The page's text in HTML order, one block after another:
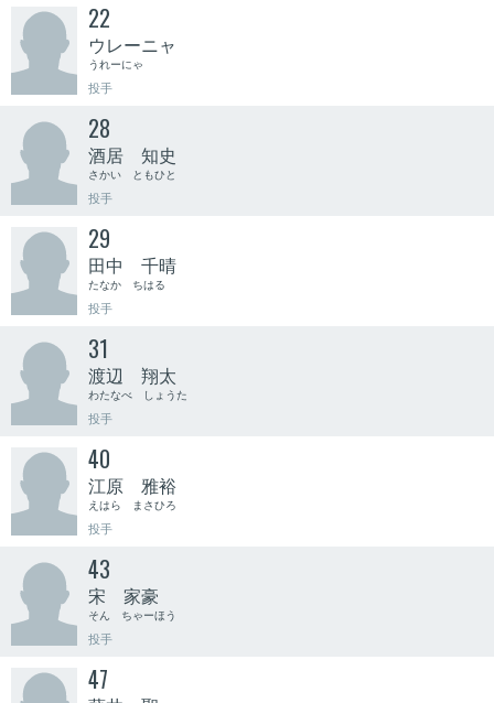
22
ウレーニャ
うれーにゃ
投手
28
酒居 知史
さかい ともひと
投手
29
田中 千晴
たなか ちはる
投手
31
渡辺 翔太
わたなべ しょうた
投手
40
江原 雅裕
えはら まさひろ
投手
43
宋 家豪
そん ちゃーほう
投手
47